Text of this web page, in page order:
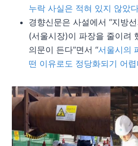
누락 사실은 적혀 있지 않았
경향신문은 사설에서 “지방
(서울시장)이 파장을 줄이려
의문이 든다”면서 “서울시의
떤 이유로도 정당화되기 어